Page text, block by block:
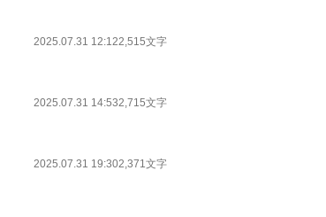
2025.07.31 12:122,515文字
2025.07.31 14:532,715文字
2025.07.31 19:302,371文字